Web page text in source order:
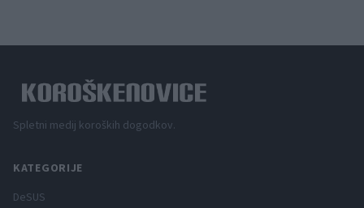
Spletni medij koroških dogodkov.
KATEGORIJE
DeSUS